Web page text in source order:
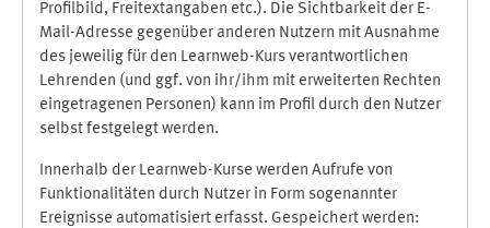
Profilbild, Freitextangaben etc.). Die Sichtbarkeit der E-
Mail-Adresse gegenüber anderen Nutzern mit Ausnahme
des jeweilig für den Learnweb-Kurs verantwortlichen
Lehrenden (und ggf. von ihr/ihm mit erweiterten Rechten
eingetragenen Personen) kann im Profil durch den Nutzer
selbst festgelegt werden.
Innerhalb der Learnweb-Kurse werden Aufrufe von
Funktionalitäten durch Nutzer in Form sogenannter
Ereignisse automatisiert erfasst. Gespeichert werden: